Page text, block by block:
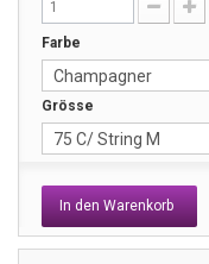
Farbe
Grösse
In den Warenkorb